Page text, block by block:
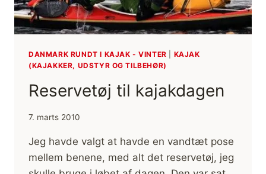
DANMARK RUNDT I KAJAK - VINTER
KAJAK
(KAJAKKER, UDSTYR OG TILBEHØR)
Reservetøj til kajakdagen
7. marts 2010
Jeg havde valgt at havde en vandtæt pose
mellem benene, med alt det reservetøj, jeg